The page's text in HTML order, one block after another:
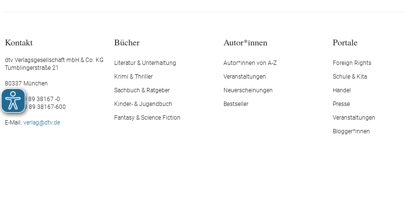
Kontakt
dtv Verlagsgesellschaft mbH & Co. KG
Tumblingerstraße 21
80337 München
Tel.: +49 89 38167 -0
Fax: +49 89 38167-600
E-Mail: verlag@dtv.de
Bücher
Literatur & Unterhaltung
Krimi & Thriller
Sachbuch & Ratgeber
Kinder- & Jugendbuch
Fantasy & Science Fiction
Autor*innen
Autor*innen von A-Z
Veranstaltungen
Neuerscheinungen
Bestseller
Portale
Foreign Rights
Schule & Kita
Handel
Presse
Veranstaltungen
Blogger*innen